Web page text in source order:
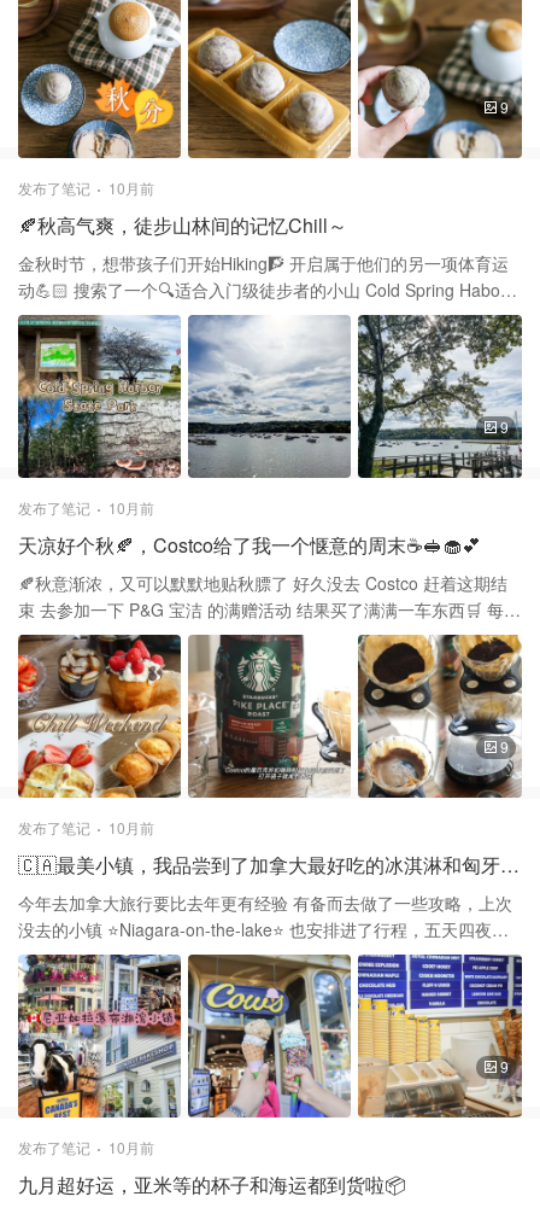
健康的
和要迎来的中秋佳节超应景 中间金黄色圆形像一轮明月🌛 三只可爱
的小玉兔在上面坐着看星星 我觉得叫它“芋泥酥”更为贴切 内馅是用
非常细腻的芋泥为主要材料制作而成 它切开后里面是淡淡的紫色 质
地非常柔滑，外皮酥松 吃起来外酥内软，口感特别好 它是一盒里面
有三小盒独立包装 每个小独立包装里有三颗芋头酥 价格一盒$12.79
差不多一个一刀多 热量每个是190大卡，含糖量6g 这款吃起来没想
象中那么甜，内馅饱满绵密 一口一个满足，嚼起来满口芋泥香 中秋
物💝 当成大家聚在一起的饭后甜点 然后可以配着茶或咖啡，一边聊
聊天 推荐这款东方蓝印的便携茶具套装 每次用完洗净擦干收纳回小
包里很方便 是我家利用率最高的茶具套装 提高茶品和生活品质的不
二之选--【蓝印东方】初韵景德镇瓷茶具
9
发布了笔记 10月前
🍂秋高气爽，徒步山林间的记忆Chill～
金秋时节，想带孩子们开始Hiking🧗 开启属于他们的另一项体育运
动💪🏻 搜索了一个🔍适合入门级徒步者的小山 Cold Spring Habor
State Park 📍95 Harbor Rd, Cold Spring Harbor, NY 11724 该山位
于纽约长岛北岸一个州立公园 这里全年开放，早上6:00一直到傍晚
建议早点到，山下有免费停车🆓 位置有限，如果没有车位也可以在
对面街趴 这座山地形以丘陵，斜坡为主， 整座山基本被森林植被覆
盖 爬到高处有些地方视野广阔 从某些山坡可以俯瞰海港与周围城镇
的景色 非常适合摄影，赏景 路途中还可以看到有些树长着蘑菇🍄‍🟫
顺便可以给孩子们讲些自然知识 这个公园属于轻度开发型 不到一半
的地方有个restroom没其他娱乐设施 这里更侧重的是自然景观和户
白色油漆树的指引 也会看到从101到118的路牌 这不是一个循环可
以从原点走回原点的路线 而是从蜿蜒崎岖的山路下到另一个公路的
步道 有时山坡比较陡峭好在都有建好的阶梯 和来来往往上山下山的
人，可以跟着一起走 有好多抱着小Baby一起爬的父母 真羡慕他们这
么小就已经登高望远了 建议穿适合山地徒步的鞋子 因为地面可能有
陡坡和碎石 带水和零食，路线中间没服务设施 公园的对面是一片大
海和零星的船只 爬完山坐在海边🏝️放放空再返回也是不错的选择
9
发布了笔记 10月前
天凉好个秋🍂，Costco给了我一个惬意的周末☕️🥪🧁💕
🍂秋意渐浓，又可以默默地贴秋膘了 好久没去 Costco 赶着这期结
束 去参加一下 P&G 宝洁 的满赠活动 结果买了满满一车东西🛒 每次
逛Costco理智都会暂时掉线 还好有这些美食，给了我生活的调味剂
让平时忙碌的日子多了几分期待与欢喜 第一次看到“Corn Muffin” 8
个一盒 $6.99 喜欢吃corn bread的宝子们可以无脑冲 用Whipping
Cream和水果就可以DIY成纸杯蛋糕 还可以加一点chocolate chips
Starbucks 星巴克 的Ground Coffee打折 一大包只要$11，平时不想
打开咖啡机 就直接用它分分钟来做个手冲咖啡 既省事省时，又更健
康，因为油脂被过滤掉 很适合做冰美式或热美式☕️ 法式吐司🍞基本
上每次去都会买 Brioche是含有更多鸡蛋和黄油的面包 所以比普通
香葱和洋葱口味和它配一起还蛮好吃 烤前浇全蛋液的时候建议垫筷
子下面配大碗 逐次慢慢加蛋液铺在面包上，等面包吸收的差不多 转
移到空气炸锅里325度不超过5分钟 烤出来外酥里面柔软，奶油芝士
没有全铺 吃起来不腻，配点水果在盘子里，更增加颜值 美食是我快
乐的源泉，是我生活中的小确幸💕
9
发布了笔记 10月前
🇨🇦最美小镇，我品尝到了加拿大最好吃的冰淇淋和匈牙利🇭🇺国民美食烟囱面包
今年去加拿大旅行要比去年更有经验 有备而去做了一些攻略，上次
没去的小镇 ⭐️Niagara-on-the-lake⭐️ 也安排进了行程，五天四夜在
瀑布旁边住了两晚 第三天下午出发去多伦多 刚好路过这个小镇，这
里充满了异域风情 有好多特色小店，错过了有名的下午茶 还好打卡
了其他两家想去的 推荐这两家特别好吃😋的小店 一个是Cow's冰淇
淋🍦 📍 44 Queen St Niagara-on-the-Lake ON L0S 1J0 Canada
加拿大 Cow’s冰淇淋被称为甜蜜的国民级美味 看到好多人推荐去吃
Cow’s冰淇淋 这个品牌不仅在加拿大本地家喻户晓 更是吸引了无数
游客特地前往一尝其美味 把车可以停在主街上通常能找到街趴位置
一定要记得投表，如果没记错大约两小时$6 跟着导航走到店门口就
衣服 我在拍冰淇淋，年轻的店员们也摆好姿势笑着配合我拍照📷 他
9
发布了笔记 10月前
九月超好运，亚米等的杯子和海运都到货啦📦